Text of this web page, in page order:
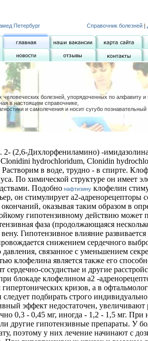
Петербург Справочник болезней |
болезней, упорядоченных по алфавиту и
в настоящем справочнике,
и самолечения и носит сугубо познавательный
Дихлорфениламино) -имидазолина
hydrochloridum, Clonidin
в воде, трудно - в спирте.
По химической структуре он имеет
Подобно нафтизину клофелин
он стимулирует a2-
оказывая таким образом в
гипотензивному действию может
фаза (продолжающаяся
Гипотензивное влияние
снижением сердечного
связанное с уменьшением
клофелина является также его
сердечно-сосудистые и другие
блокаде клофелином a2 -
кризов, а в
подбирать строго
эффект недостаточен,
0,3 - 0,45 мг, иногда - 1,2 - 1,5 мг. При
другие гипотензивные препараты. У
поэтому у них лечение начинают с